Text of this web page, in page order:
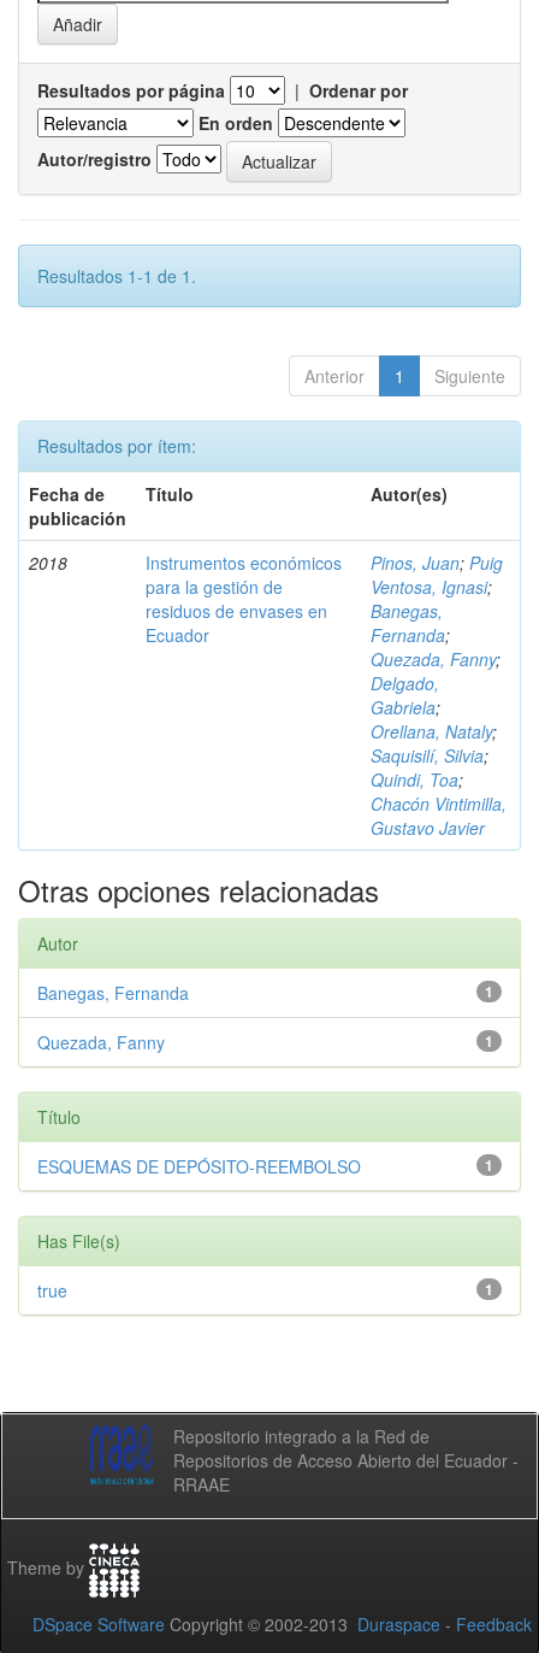
Resultados por página | Ordenar por
En orden
Autor/registro
Resultados 1-1 de 1.
Anterior 1 Siguiente
Resultados por ítem:
Fecha de
publicación
Título Autor(es)
2018
Instrumentos económicos
para la gestión de
residuos de envases en
Ecuador
Pinos, Juan; Puig
Ventosa, Ignasi;
Banegas,
Fernanda;
Quezada, Fanny;
Delgado,
Gabriela;
Orellana, Nataly;
Saquisilí, Silvia;
Quindi, Toa;
Chacón Vintimilla,
Gustavo Javier
Otras opciones relacionadas
Autor
1
Banegas, Fernanda
1
Quezada, Fanny
Título
1
ESQUEMAS DE DEPÓSITO-REEMBOLSO
Has File(s)
1
true
Repositorio integrado a la Red de
Repositorios de Acceso Abierto del Ecuador -
RRAAE
Theme by
DSpace Software Copyright © 2002-2013 Duraspace - Feedback